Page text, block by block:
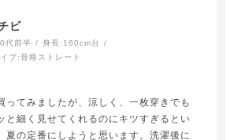
ビ
代前半 身長: 160cm台
プ:骨格ストレート
ってみましたが、涼しく、一枚穿きでも
と細く見せてくれるのにキツすぎるとい
夏の定番にしようと思います。洗濯後に